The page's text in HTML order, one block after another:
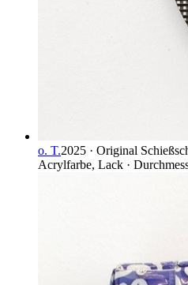
o. T.2025 · Original
Acrylfarbe, Lack ·